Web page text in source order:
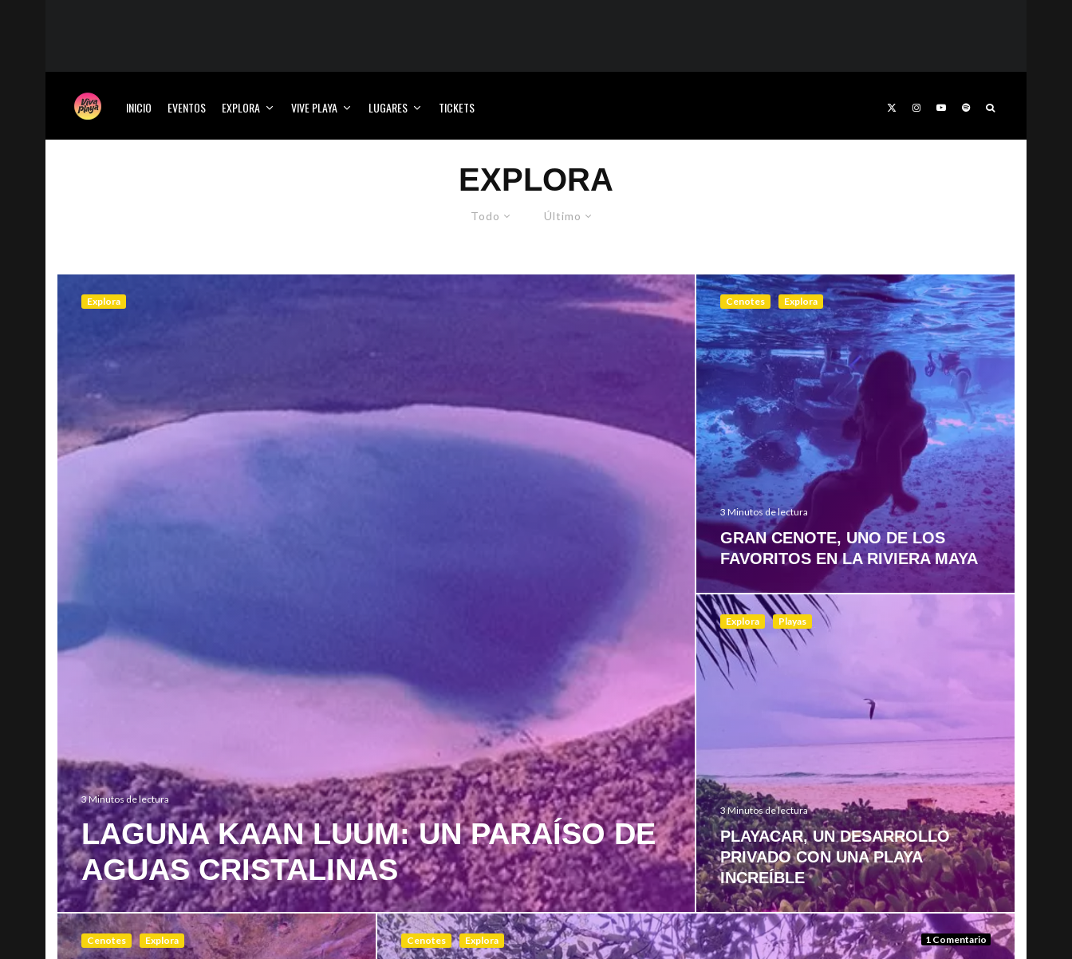
INICIO EVENTOS EXPLORA VIVE PLAYA LUGARES TICKETS
EXPLORA
Todo Último
Explora
3 Minutos de lectura
LAGUNA KAAN LUUM: UN PARAÍSO DE
AGUAS CRISTALINAS
Cenotes Explora
3 Minutos de lectura
GRAN CENOTE, UNO DE LOS
FAVORITOS EN LA RIVIERA MAYA
Explora Playas
3 Minutos de lectura
PLAYACAR, UN DESARROLLO
PRIVADO CON UNA PLAYA
INCREÍBLE
Cenotes Explora 1 Comentario
Cenotes Explora